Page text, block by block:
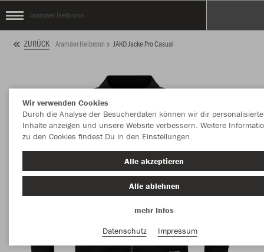
Aramäer Heibronn
ZURÜCK Aramäer Heibronn JAKO Jacke Pro Casual
Wir verwenden Cookies
Durch die Analyse der Besucherdaten können wir dir personalisierte
Inhalte anzeigen und unsere Website verbessern. Weitere
zu den Cookies findest Du in den Einstellungen.
Alle akzeptieren
Alle ablehnen
mehr Infos
Datenschutz
Impressum